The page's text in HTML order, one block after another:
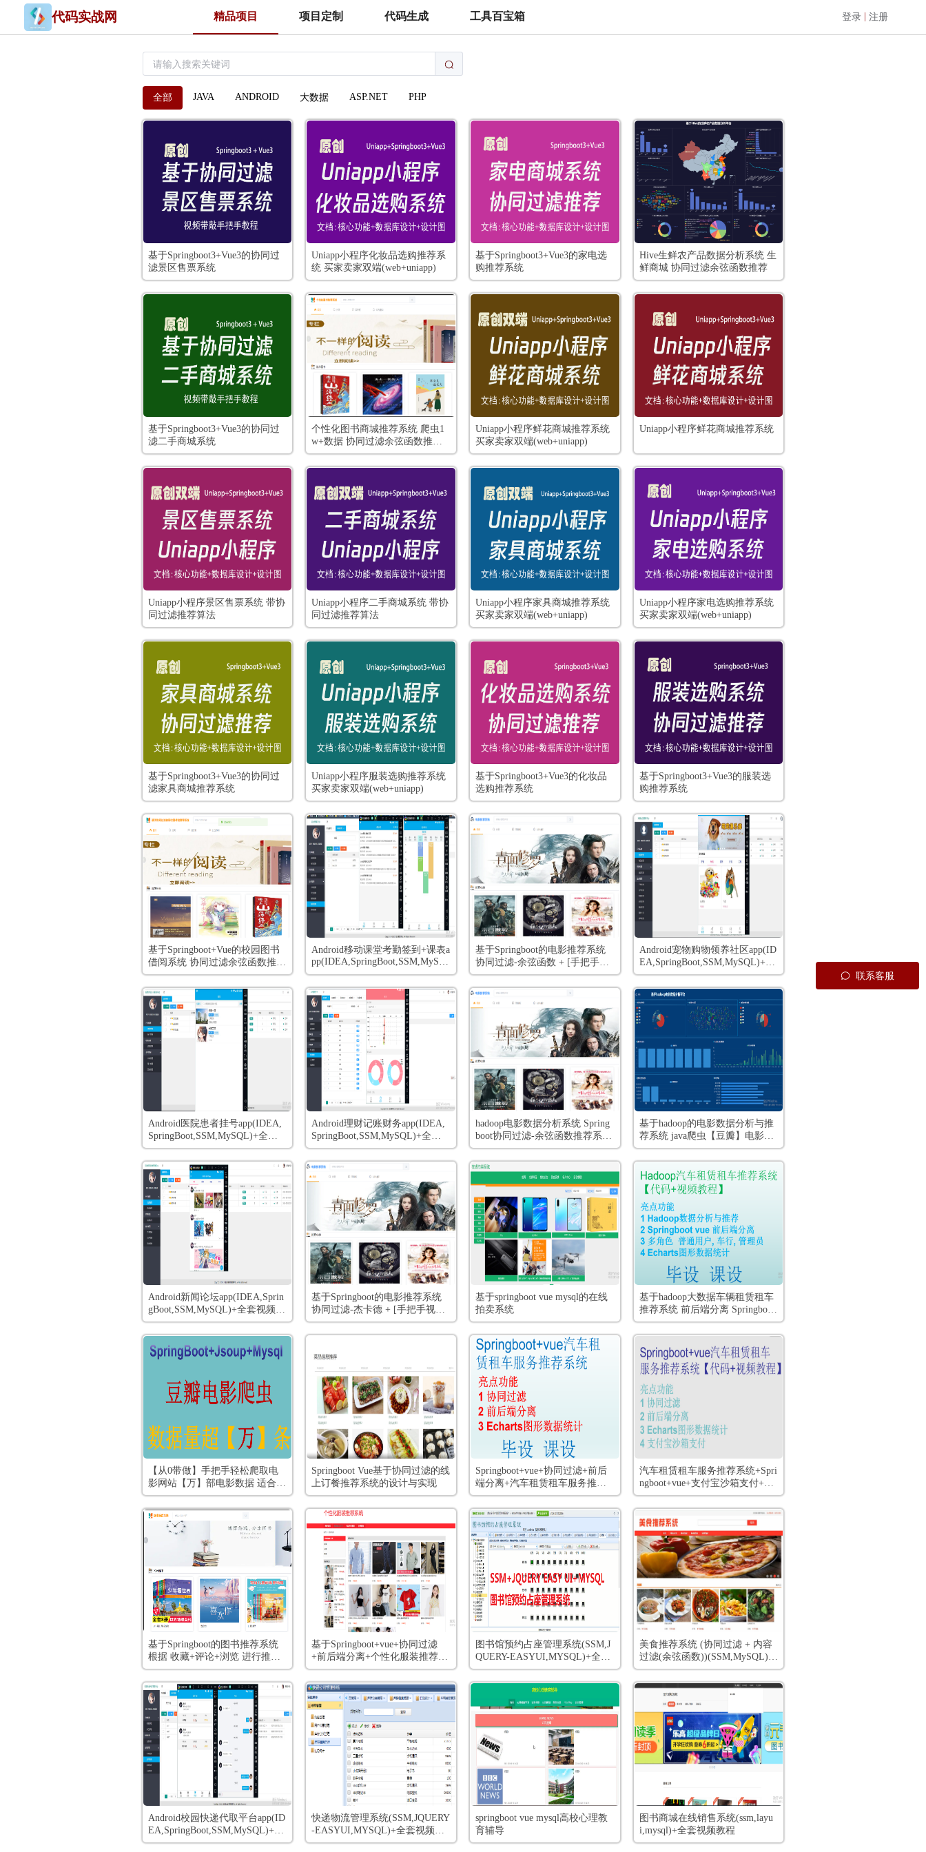
代码实战网 精品项目 项目定制 代码生成 工具百宝箱 登录 注册
全部 JAVA ANDROID 大数据 ASP.NET PHP
基于Springboot3+Vue3的协同过
滤景区售票系统
Uniapp小程序化妆品选购推荐系
统 买家卖家双端(web+uniapp)
基于Springboot3+Vue3的家电选
购推荐系统
Hive生鲜农产品数据分析系统 生
鲜商城 协同过滤余弦函数推荐
基于Springboot3+Vue3的协同过
滤二手商城系统
个性化图书商城推荐系统 爬虫1
w+数据 协同过滤余弦函数推荐
图书 Springboot Vue Element-UI
前后端分离
Uniapp小程序鲜花商城推荐系统
买家卖家双端(web+uniapp)
Uniapp小程序鲜花商城推荐系统
Uniapp小程序景区售票系统 带协
同过滤推荐算法
Uniapp小程序二手商城系统 带协
同过滤推荐算法
Uniapp小程序家具商城推荐系统
买家卖家双端(web+uniapp)
Uniapp小程序家电选购推荐系统
买家卖家双端(web+uniapp)
基于Springboot3+Vue3的协同过
滤家具商城推荐系统
Uniapp小程序服装选购推荐系统
买家卖家双端(web+uniapp)
基于Springboot3+Vue3的化妆品
选购推荐系统
基于Springboot3+Vue3的服装选
购推荐系统
基于Springboot+Vue的校园图书
借阅系统 协同过滤余弦函数推荐
图书
Android移动课堂考勤签到+课表a
pp(IDEA,SpringBoot,SSM,MySQ
L)+全套视频教程
基于Springboot的电影推荐系统
协同过滤-余弦函数 + [手把手视
频教程 和 开发文档]
Android宠物购物领养社区app(ID
EA,SpringBoot,SSM,MySQL)+全
套视频教程
Android医院患者挂号app(IDEA,
SpringBoot,SSM,MySQL)+全套
视频教程
Android理财记账财务app(IDEA,
SpringBoot,SSM,MySQL)+全套
视频教程
hadoop电影数据分析系统 Spring
boot协同过滤-余弦函数推荐系统
爬虫2万+数据 大屏数据展示 +
[手把手视频教程 和 开发文档]
基于hadoop的电影数据分析与推
荐系统 java爬虫【豆瓣】电影数
据
Android新闻论坛app(IDEA,Sprin
gBoot,SSM,MySQL)+全套视频教
程
基于Springboot的电影推荐系统
协同过滤-杰卡德 + [手把手视频
教程 和 开发文档]
基于springboot vue mysql的在线
拍卖系统
基于hadoop大数据车辆租赁租车
推荐系统 前后端分离 Springboot
+vue+mysql+全套视频教程
【从0带做】手把手轻松爬取电
影网站【万】部电影数据 适合爬
虫入门 爬虫原理java爬虫数据量
超万条 豆瓣电影爬虫 Springboot
Jsoup
Springboot Vue基于协同过滤的线
上订餐推荐系统的设计与实现
Springboot+vue+协同过滤+前后
端分离+汽车租赁租车服务推荐
系统(用户,多商户,管理员)+全套
视频教程
汽车租赁租车服务推荐系统+Spri
ngboot+vue+支付宝沙箱支付+协
同过滤+前后端分离+(用户,多商
户,管理员)+全套视频教程
基于Springboot的图书推荐系统
根据 收藏+评论+浏览 进行推荐
+ [手把手视频教程 和 开发文档]
基于Springboot+vue+协同过滤
+前后端分离+个性化服装推荐系
统(用户,多商户,管理员)+全套视
频教程
图书馆预约占座管理系统(SSM,J
QUERY-EASYUI,MYSQL)+全套
视频教程
美食推荐系统 (协同过滤 + 内容
过滤(余弦函数))(SSM,MySQL)
+全套视频教程
Android校园快递代取平台app(ID
EA,SpringBoot,SSM,MySQL)+全
套视频教程
快递物流管理系统(SSM,JQUERY
-EASYUI,MYSQL)+全套视频教
程
springboot vue mysql高校心理教
育辅导
图书商城在线销售系统(ssm,layu
i,mysql)+全套视频教程
联系客服